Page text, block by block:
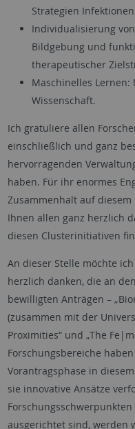
Strategien
Individualisierung
Bildgebung und
therapeutischer
Maschinelles Lernen:
Wissenschaft.
Ich gratuliere allen
einschließlich und ganz
hervorragenden
haben. Für ihr enormes
Zusammenhalt auf
Ihnen allen ganz herzlich
diesen Clusterinitiativen
An dieser Stelle möchte
herzlich danken, die an
bewilligten Anträgen –
(zusammen mit der
Proximities“ und „The
Forschungsbereiche
Vorantragsphase in
sie innovative Ansätze
ausgerichtet sind, werden